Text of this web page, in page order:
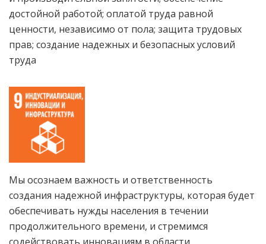
достойной работой; оплатой труда равной
ценности, независимо от пола; защита трудовых
прав; создание надежных и безопасных условий
труда
Мы осознаем важность и ответственность
создания надежной инфраструктуры, которая будет
обеспечивать нужды населения в течении
продолжительного времени, и стремимся